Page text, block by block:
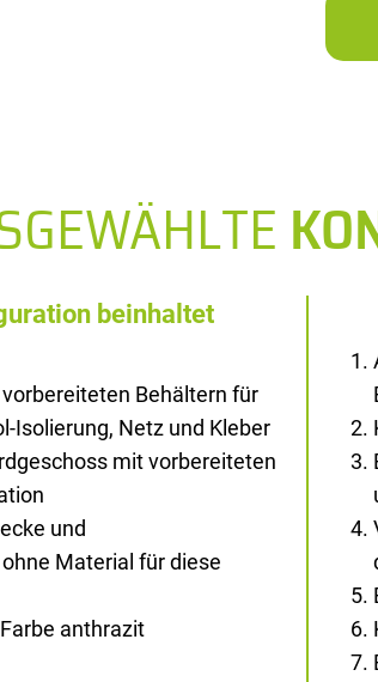
beinhaltet
Behältern für
Isolierung, Netz und Kleber
mit vorbereiteten
und
Material für diese
anthrazit